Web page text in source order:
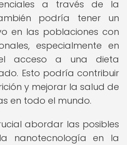
a través de la
podría tener un
en las poblaciones con
especialmente en
acceso a una dieta
Esto podría contribuir
y mejorar la salud de
en todo el mundo.
abordar las posibles
nanotecnología en la